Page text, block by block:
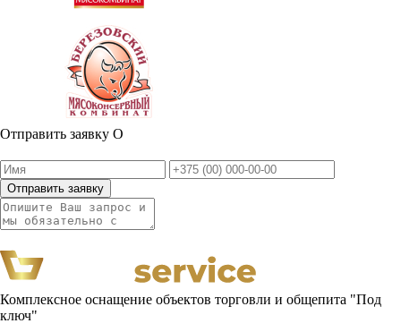
Отправить заявку О
Отправить заявку
Комплексное оснащение объектов торговли и общепита "Под
ключ"